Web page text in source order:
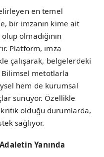
en temel
bir imzanın kime ait
olmadığının
Platform, imza
çalışarak, belgelerdeki
Bilimsel metotlarla
hem de kurumsal
sunuyor. Özellikle
olduğu durumlarda,
sağlıyor.
Yanında